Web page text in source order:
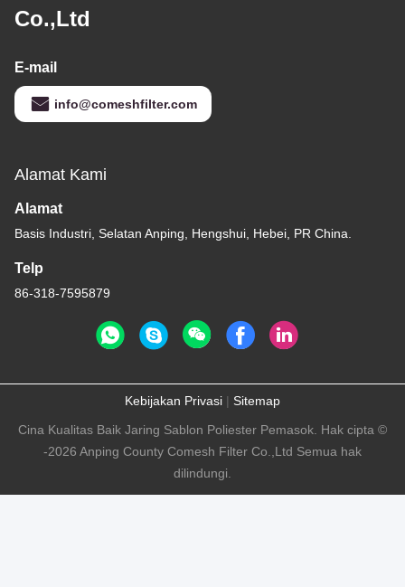
Co.,Ltd
E-mail
info@comeshfilter.com
Alamat Kami
Alamat
Basis Industri, Selatan Anping, Hengshui, Hebei, PR China.
Telp
86-318-7595879
Kebijakan Privasi | Sitemap
Cina Kualitas Baik Jaring Sablon Poliester Pemasok. Hak cipta ©
-2026 Anping County Comesh Filter Co.,Ltd Semua hak
dilindungi.